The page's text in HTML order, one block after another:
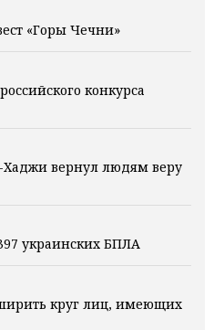
«Горы Чечни»
конкурса
Хаджи вернул людям веру
украинских БПЛА
круг лиц, имеющих